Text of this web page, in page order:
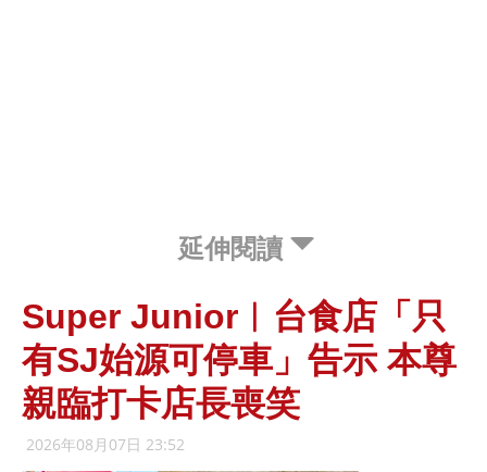
延伸閱讀
Super Junior︱台食店「只
有SJ始源可停車」告示 本尊
親臨打卡店長喪笑
2026年08月07日 23:52